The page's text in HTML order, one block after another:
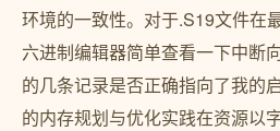
环境的一致性。对于.S19文件在
六进制编辑器简单查看一下中断
的几条记录是否正确指向了我的
的内存规划与优化实践在资源以